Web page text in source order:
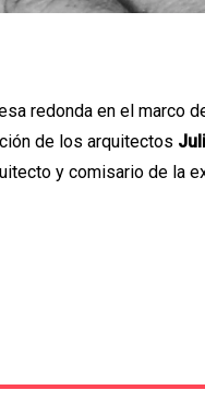
redonda en el marco
de los arquitectos
y comisario de la